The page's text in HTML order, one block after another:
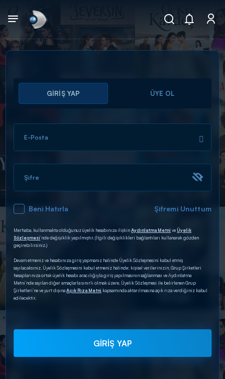
Arama
ARAMA SONUÇLARI
DİĞER SONUÇLAR
GİRİŞ YAP ÜYE OL
E-Posta
Şifre
Beni Hatırla Şifremi Unuttum
Merhaba, kullanmakta olduğunuz üyelik hesabınıza ilişkinAydınlatma Metni veÜyelik
Sözleşmesi’nde değişiklik yapılmıştır. (İlgili değişiklikleri bağlantıları kullanarak gözden
geçirebilirsiniz.)
Devam etmeniz ve hesabınıza giriş yapmanız halinde Üyelik Sözleşmesini kabul etmiş
sayılacaksınız. Üyelik Sözleşmesini kabul etmeniz halinde; kişisel verilerinizin, Grup Şirketleri
hesaplarınıza ortak üyelik hesabı aracılığıyla giriş yapılmasının sağlanması ve Aydınlatma
Metni’nde sayılan diğer amaçlarla sınırlı olmak üzere, Üyelik Sözleşmesi ile belirlenen Grup
Şirketleri’ne ve yurt dışınaAçık Rıza Metni kapsamında aktarılmasına açık rıza verdiğiniz kabul
edilecektir.
GİRİŞ YAP